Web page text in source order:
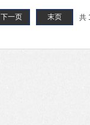
共
下一页 末页